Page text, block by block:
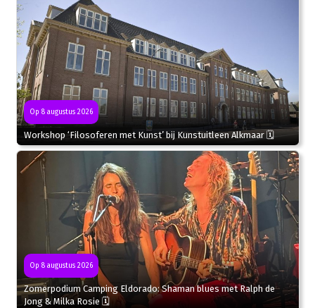
Op 8 augustus 2026
Workshop ‘Filosoferen met Kunst’ bij Kunstuitleen Alkmaar 🗓
Op 8 augustus 2026
Zomerpodium Camping Eldorado: Shaman blues met Ralph de
Jong & Milka Rosie 🗓